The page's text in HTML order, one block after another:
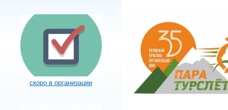
скоро в организации